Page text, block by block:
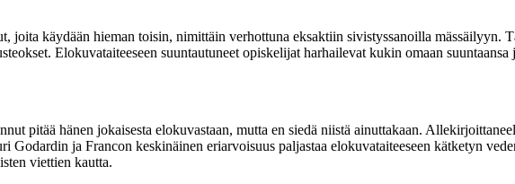
joita käydään hieman toisin, nimittäin verhottuna eksaktiin sivistyssanoilla mässäilyyn.
Elokuvataiteeseen suuntautuneet opiskelijat harhailevat kukin omaan
pitää hänen jokaisesta elokuvastaan, mutta en siedä niistä ainuttakaan.
Godardin ja Francon keskinäinen eriarvoisuus paljastaa elokuvataiteeseen kätketyn
viettien kautta.